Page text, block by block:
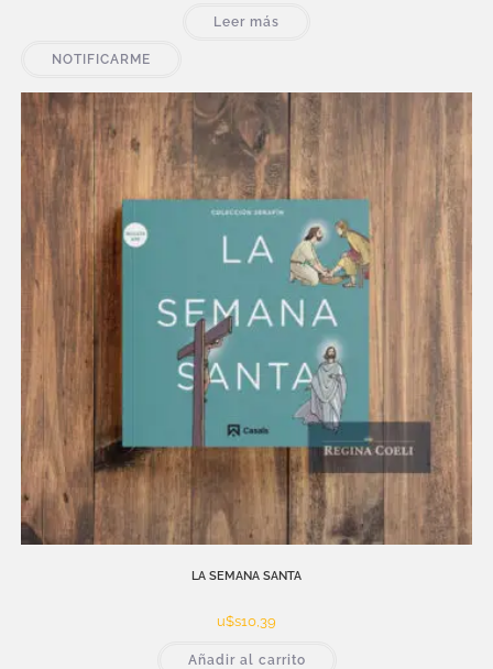
Leer más
NOTIFICARME
LA SEMANA SANTA
u$s10,39
Añadir al carrito